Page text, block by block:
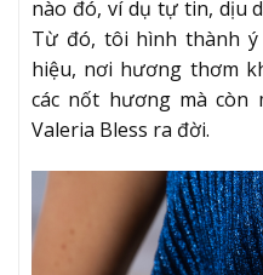
nào đó, ví dụ tự tin, dịu
Từ đó, tôi hình thành
hiệu, nơi hương thơm
các nốt hương mà còn
Valeria Bless ra đời.